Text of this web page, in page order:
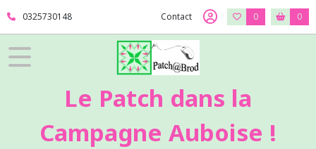
0325730148 Contact 0 0
Le Patch dans la
Campagne Auboise !